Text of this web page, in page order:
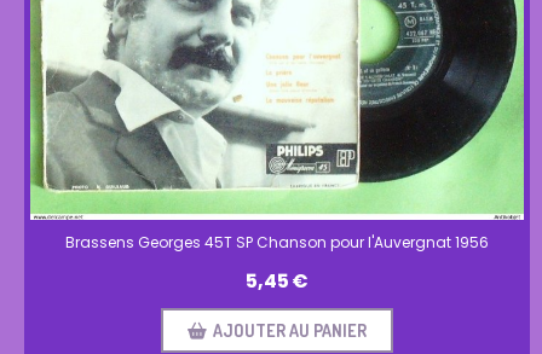
Brassens Georges 45T SP Chanson pour l'Auvergnat 1956
5,45€
AJOUTER AU PANIER